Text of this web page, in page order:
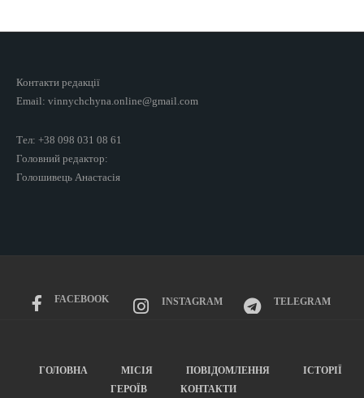
Контакти редакції
Email: vinnychchyna.online@gmail.com
Тел: +38 098 031 08 61
Головний редактор:
Голошивець Анастасія
FACEBOOK INSTAGRAM TELEGRAM
ГОЛОВНА МІСІЯ ПОВІДОМЛЕННЯ
ІСТОРІЇ
ГЕРОЇВ
КОНТАКТИ